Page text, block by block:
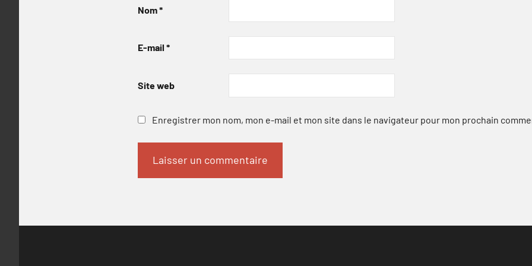
Nom*
E-mail *
Site web
Enregistrer mon nom, mon e-mail et mon site dans le navigateur pour mon prochain